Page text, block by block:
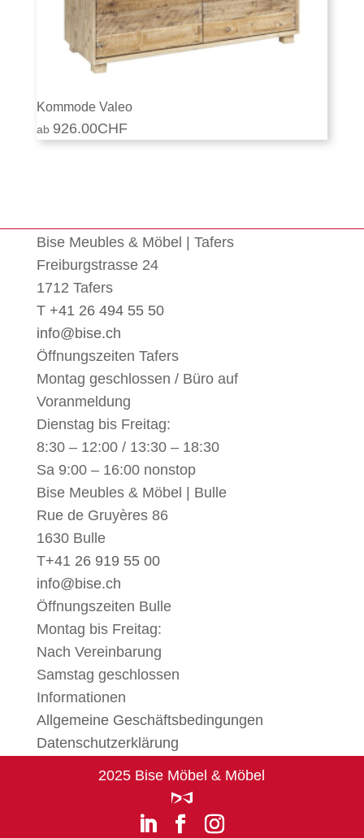
Kommode Valeo
926.00CHF
Bise Meubles & Möbel | Tafers
Freiburgstrasse 24
1712 Tafers
T +41 26 494 55 50
info@bise.ch
Öffnungszeiten Tafers
Montag geschlossen / Büro auf
Voranmeldung
Dienstag bis Freitag:
8:30 – 12:00 / 13:30 – 18:30
Sa 9:00 – 16:00 nonstop
Bise Meubles & Möbel | Bulle
Rue de Gruyères 86
1630 Bulle
T+41 26 919 55 00
info@bise.ch
Öffnungszeiten Bulle
Montag bis Freitag:
Nach Vereinbarung
Samstag geschlossen
Informationen
Allgemeine Geschäftsbedingungen
Datenschutzerklärung
2025 Bise Möbel & Möbel